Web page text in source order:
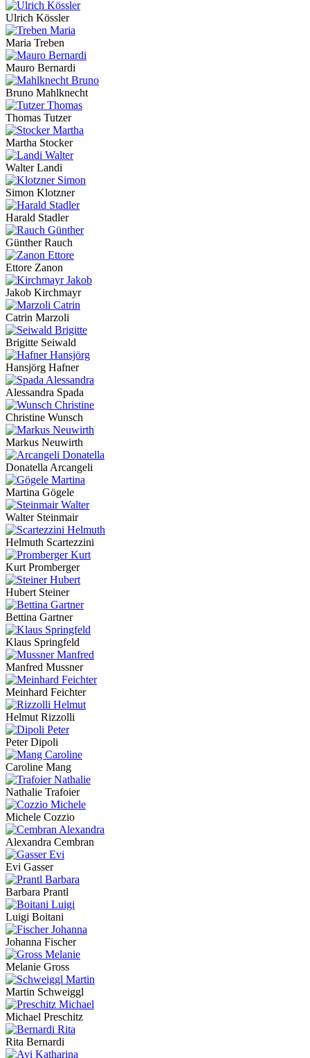
Ulrich Kössler
Maria Treben
Mauro Bernardi
Bruno Mahlknecht
Thomas Tutzer
Martha Stocker
Walter Landi
Simon Klotzner
Harald Stadler
Günther Rauch
Ettore Zanon
Jakob Kirchmayr
Catrin Marzoli
Brigitte Seiwald
Hansjörg Hafner
Alessandra Spada
Christine Wunsch
Markus Neuwirth
Donatella Arcangeli
Martina Gögele
Walter Steinmair
Helmuth Scartezzini
Kurt Promberger
Hubert Steiner
Bettina Gartner
Klaus Springfeld
Manfred Mussner
Meinhard Feichter
Helmut Rizzolli
Peter Dipoli
Caroline Mang
Nathalie Trafoier
Michele Cozzio
Alexandra Cembran
Evi Gasser
Barbara Prantl
Luigi Boitani
Johanna Fischer
Melanie Gross
Martin Schweiggl
Michael Preschitz
Rita Bernardi